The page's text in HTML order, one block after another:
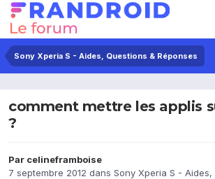
Sony Xperia S - Aides, Questions & Réponses
comment mettre les applis
?
Par celineframboise
7 septembre 2012 dans Sony Xperia S -